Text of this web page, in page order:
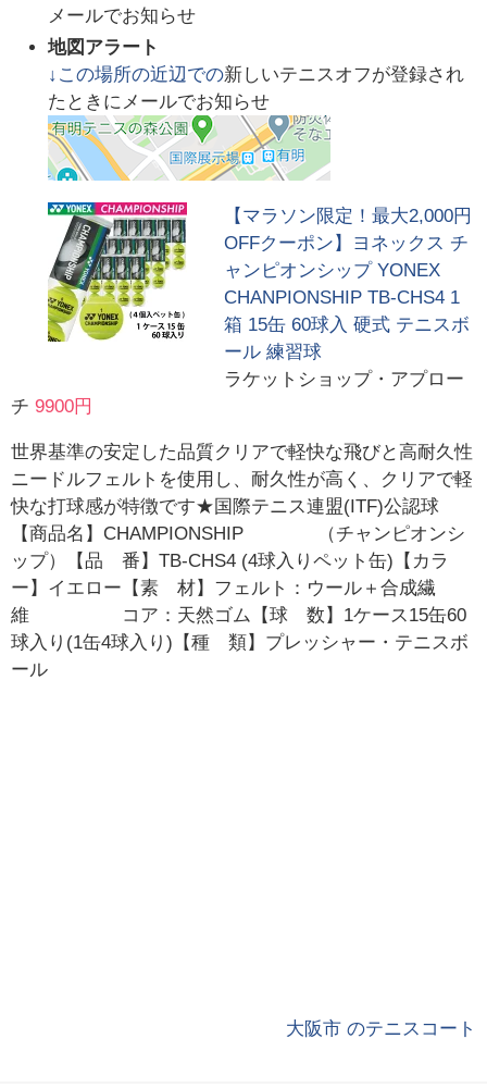
メールでお知らせ
地図アラート
↓この場所の近辺での新しいテニスオフが登録され
たときにメールでお知らせ
【マラソン限定！最大2,000円
OFFクーポン】ヨネックス チ
ャンピオンシップ YONEX
CHANPIONSHIP TB-CHS4 1
箱 15缶 60球入 硬式 テニスボ
ール 練習球
ラケットショップ・アプロー
チ 9900円
世界基準の安定した品質クリアで軽快な飛びと高耐久性
ニードルフェルトを使用し、耐久性が高く、クリアで軽
快な打球感が特徴です★国際テニス連盟(ITF)公認球
【商品名】CHAMPIONSHIP （チャンピオンシ
ップ）【品 番】TB-CHS4 (4球入りペット缶)【カラ
ー】イエロー【素 材】フェルト：ウール＋合成繊
維 コア：天然ゴム【球 数】1ケース15缶60
球入り(1缶4球入り)【種 類】プレッシャー・テニスボ
ール
大阪市 のテニスコート